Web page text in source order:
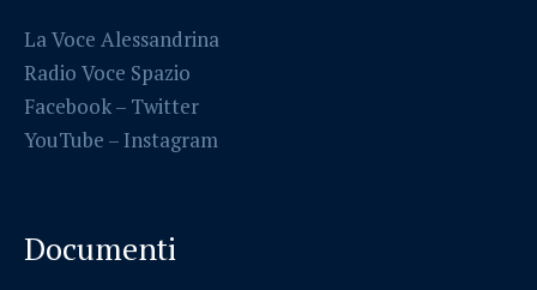
La Voce Alessandrina
Radio Voce Spazio
Facebook– Twitter
YouTube – Instagram
Documenti